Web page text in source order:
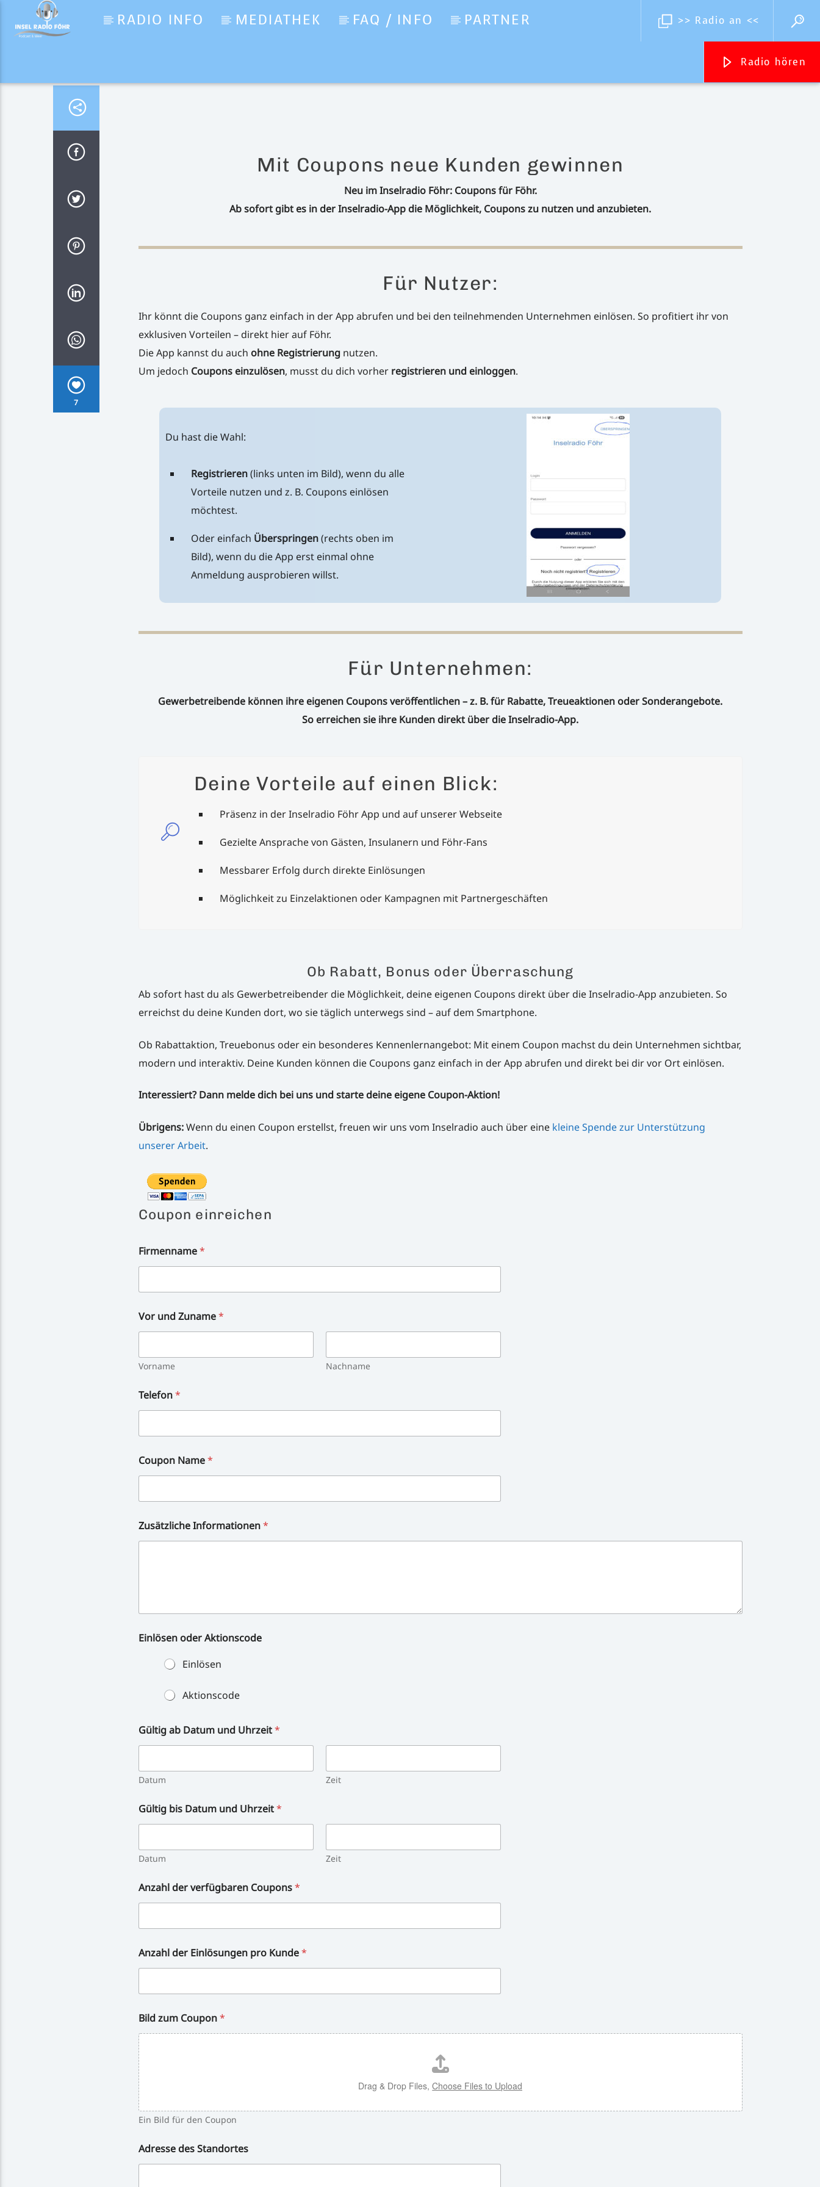
RADIO INFO MEDIATHEK FAQ / INFO PARTNER >> Radio an <<
Radio hören
Dr. Alban
7
Mit Coupons neue Kunden gewinnen
Neu im Inselradio Föhr: Coupons für Föhr.
Ab sofort gibt es in der Inselradio-App die Möglichkeit, Coupons zu nutzen und anzubieten.
Für Nutzer:
Ihr könnt die Coupons ganz einfach in der App abrufen und bei den teilnehmenden Unternehmen einlösen. So profitiert ihr von
exklusiven Vorteilen – direkt hier auf Föhr.
Die App kannst du auch ohne Registrierungnutzen.
Um jedoch Coupons einzulösen, musst du dich vorher registrieren und einloggen.
Du hast die Wahl:
Registrieren(links unten im Bild), wenn du alle
Vorteile nutzen und z. B. Coupons einlösen
möchtest.
Oder einfach Überspringen(rechts oben im
Bild), wenn du die App erst einmal ohne
Anmeldung ausprobieren willst.
Für Unternehmen:
Gewerbetreibende können ihre eigenen Coupons veröffentlichen – z. B. für Rabatte, Treueaktionen oder Sonderangebote.
So erreichen sie ihre Kunden direkt über die Inselradio-App.
Deine Vorteile auf einen Blick:
Präsenz in der Inselradio Föhr App und auf unserer Webseite
Gezielte Ansprache von Gästen, Insulanern und Föhr-Fans
Messbarer Erfolg durch direkte Einlösungen
Möglichkeit zu Einzelaktionen oder Kampagnen mit Partnergeschäften
Ob Rabatt, Bonus oder Überraschung
Ab sofort hast du als Gewerbetreibender die Möglichkeit, deine eigenen Coupons direkt über die Inselradio-App anzubieten. So
erreichst du deine Kunden dort, wo sie täglich unterwegs sind – auf dem Smartphone.
Ob Rabattaktion, Treuebonus oder ein besonderes Kennenlernangebot: Mit einem Coupon machst du dein Unternehmen sichtbar,
modern und interaktiv. Deine Kunden können die Coupons ganz einfach in der App abrufen und direkt bei dir vor Ort einlösen.
Interessiert? Dann melde dich bei uns und starte deine eigene Coupon-Aktion!
Übrigens:Wenn du einen Coupon erstellst, freuen wir uns vom Inselradio auch über eine kleine Spende zur Unterstützung
unserer Arbeit.
Coupon einreichen
Firmenname*
Vor und Zuname*
Vorname Nachname
Telefon*
Coupon Name*
Zusätzliche Informationen*
Einlösen oder Aktionscode
Einlösen
Aktionscode
Gültig ab Datum und Uhrzeit*
Datum Zeit
Gültig bis Datum und Uhrzeit*
Datum Zeit
Anzahl der verfügbaren Coupons*
Anzahl der Einlösungen pro Kunde*
Bild zum Coupon*
Drag & Drop Files,Choose Files to Upload
Ein Bild für den Coupon
u
s
Adresse des Standortes